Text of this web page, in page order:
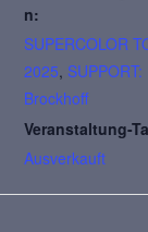
n:
SUPERCOLOR
2025, SUPPORT:
Brockhoff
Veranstaltung-
Ausverkauft